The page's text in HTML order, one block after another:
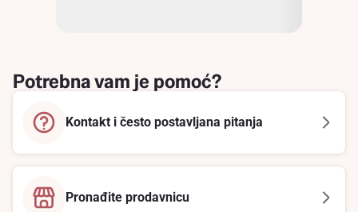
Potrebna vam je pomoć?
Kontakt i često postavljana pitanja
Pronađite prodavnicu